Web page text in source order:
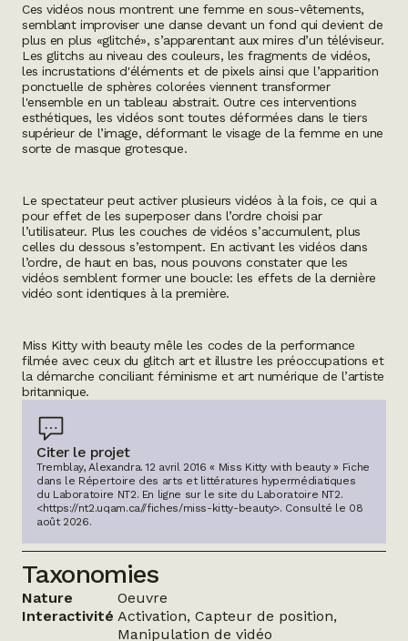
Ces vidéos nous montrent une femme en sous-vêtements,
semblant improviser une danse devant un fond qui devient de
plus en plus «glitché», s’apparentant aux mires d’un téléviseur.
Lesglitchs au niveau des couleurs, les fragments de vidéos,
les incrustations d'éléments et de pixels ainsi que l’apparition
ponctuelle de sphères colorées viennent transformer
l'ensemble en un tableau abstrait. Outre ces interventions
esthétiques, les vidéos sont toutes déformées dans le tiers
supérieur de l’image, déformant le visage de la femme en une
sorte de masque grotesque.
Le spectateur peut activer plusieurs vidéos à la fois, ce qui a
pour effet de les superposer dans l’ordre choisi par
l’utilisateur. Plus les couches de vidéos s’accumulent, plus
celles du dessous s’estompent. En activant les vidéos dans
l’ordre, de haut en bas, nous pouvons constater que les
vidéos semblent former une boucle: les effets de la dernière
vidéo sont identiques à la première.
Miss Kitty with beautymêle les codes de la performance
filmée avec ceux du glitch artet illustre les préoccupations et
la démarche conciliant féminisme et art numérique de l’artiste
britannique.
Citer le projet
Tremblay, Alexandra. 12 avril 2016 « Miss Kitty with beauty » Fiche
dans le Répertoire des arts et littératures hypermédiatiques
du Laboratoire NT2. En ligne sur le site du Laboratoire NT2.
<https://nt2.uqam.ca//fiches/miss-kitty-beauty>. Consulté le 08
août 2026.
Taxonomies
Nature
Oeuvre
Interactivité Activation, Capteur de position,
Manipulation de vidéo